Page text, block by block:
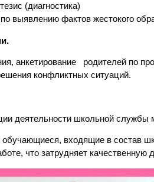
(диагностика)
выявлению фактов жестокого
анкетирование родителей по
конфликтных ситуаций.
деятельности школьной
входящие в состав
что затрудняет качественную